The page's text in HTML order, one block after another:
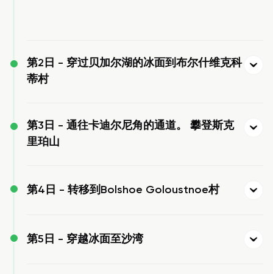
第2日 - 穿过贝加尔湖的冰面到布尔什维克科
蒂村
第3日 - 通往卡迪尔尼角的通道。 攀登斯克
里珀山
第4日 - 转移到Bolshoe Goloustnoe村
第5日 - 穿越冰面至沙湾